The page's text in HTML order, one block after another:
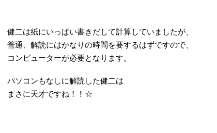
健二は紙にいっぱい書きだして計算していましたが、
普通、解読にはかなりの時間を要するはずですので、
コンピューターが必要となります。
パソコンもなしに解読した健二は
まさに天才ですね！！☆